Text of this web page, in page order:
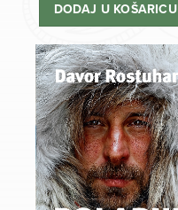
DODAJ U KOŠARICU